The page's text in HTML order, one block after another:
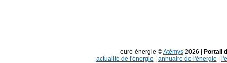
euro-énergie ©Atémys2026 |
Portail
actualité de l'énergie
annuaire de l'énergie